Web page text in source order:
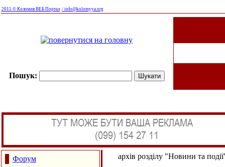
2015 © Коломия ВЕБ Портал / info@kolomyya.org
Пошук:
Форум
архів розділу "Новини та